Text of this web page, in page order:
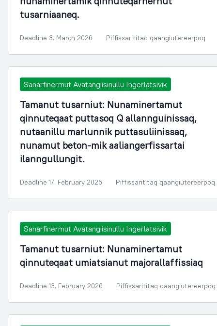
tusarniaaneq.
Deadline 3. March 2026 Piffissarititaq qaangiutereerpoq
Sanarfinermut Avatangiisinullu Ingerlatsivik
Tamanut tusarniut: Nunaminertamut
qinnuteqaat puttasoq Q allannguinissaq,
nutaanillu marlunnik puttasuliinissaq,
nunamut beton-mik aaliangerfissartai
ilanngullungit.
Deadline 17. February 2026 Piffissarititaq qaangiutereerpoq
Sanarfinermut Avatangiisinullu Ingerlatsivik
Tamanut tusarniut: Nunaminertamut
qinnuteqaat umiatsianut majorallaffissiaq
Deadline 13. February 2026 Piffissarititaq qaangiutereerpoq